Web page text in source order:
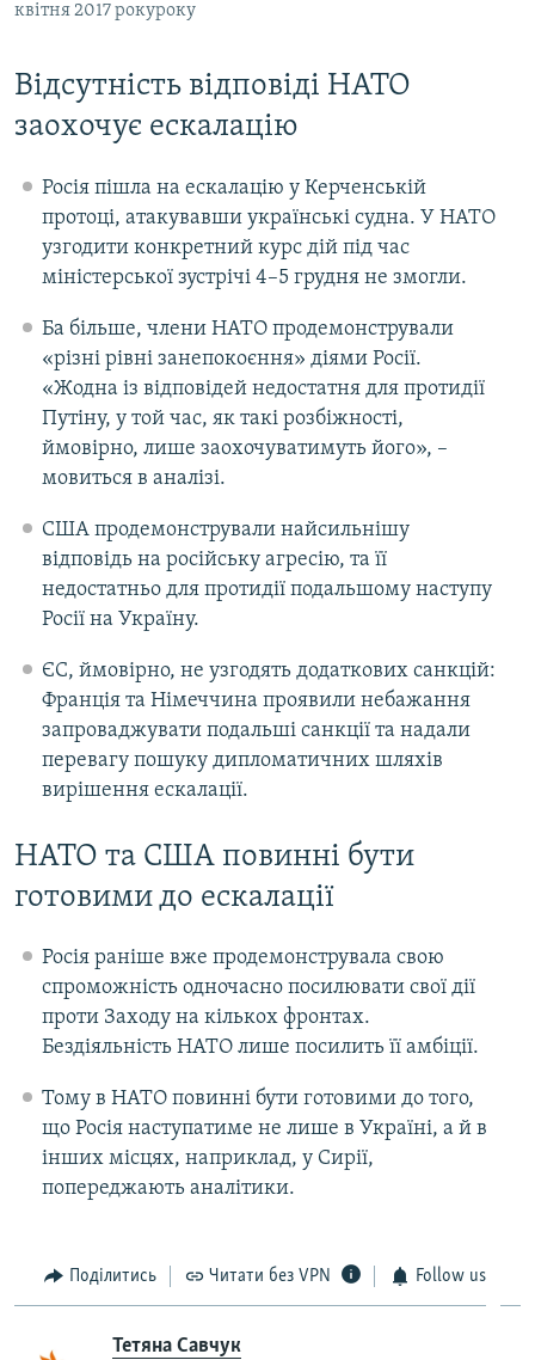
квітня 2017 рокуроку
Відсутність відповіді НАТО
заохочує ескалацію
Росія пішла на ескалацію у Керченській
протоці, атакувавши українські судна. У НАТО
узгодити конкретний курс дій під час
міністерської зустрічі 4–5 грудня не змогли.
Ба більше, члени НАТО продемонстрували
«різні рівні занепокоєння» діями Росії.
«Жодна із відповідей недостатня для протидії
Путіну, у той час, як такі розбіжності,
ймовірно, лише заохочуватимуть його», –
мовиться в аналізі.
США продемонстрували найсильнішу
відповідь на російську агресію, та її
недостатньо для протидії подальшому наступу
Росії на Україну.
ЄС, ймовірно, не узгодять додаткових санкцій:
Франція та Німеччина проявили небажання
запроваджувати подальші санкції та надали
перевагу пошуку дипломатичних шляхів
вирішення ескалації.
НАТО та США повинні бути
готовими до ескалації
Росія раніше вже продемонструвала свою
спроможність одночасно посилювати свої дії
проти Заходу на кількох фронтах.
Бездіяльність НАТО лише посилить її амбіції.
Тому в НАТО повинні бути готовими до того,
що Росія наступатиме не лише в Україні, а й в
інших місцях, наприклад, у Сирії,
попереджають аналітики.
Поділитись Читати без VPN Follow us
Тетяна Савчук